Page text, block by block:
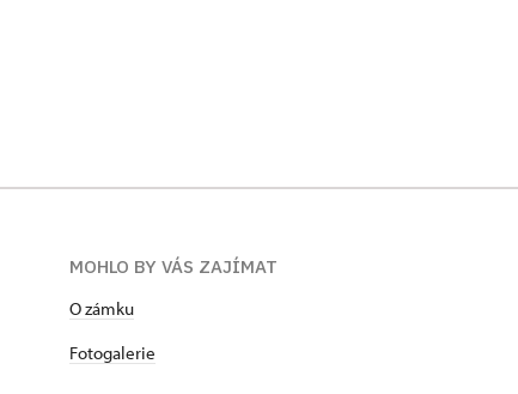
MOHLO BY VÁS ZAJÍMAT
O zámku
Fotogalerie